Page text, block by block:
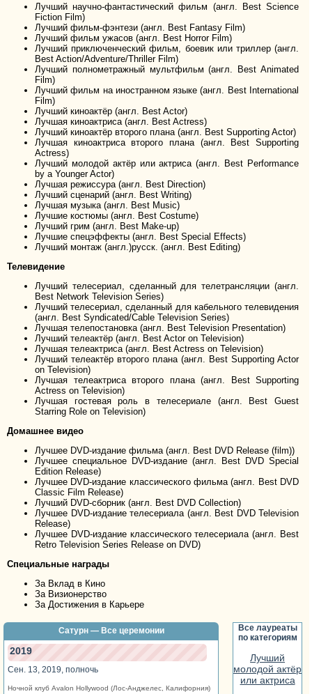
Лучший научно-фантастический фильм (англ. Best Science
Fiction Film)
Лучший фильм-фэнтези (англ. Best Fantasy Film)
Лучший фильм ужасов (англ. Best Horror Film)
Лучший приключенческий фильм, боевик или триллер (англ.
Best Action/Adventure/Thriller Film)
Лучший полнометражный мультфильм (англ. Best Animated
Film)
Лучший фильм на иностранном языке (англ. Best International
Film)
Лучший киноактёр (англ. Best Actor)
Лучшая киноактриса (англ. Best Actress)
Лучший киноактёр второго плана (англ. Best Supporting Actor)
Лучшая киноактриса второго плана (англ. Best Supporting
Actress)
Лучший молодой актёр или актриса (англ. Best Performance
by a Younger Actor)
Лучшая режиссура (англ. Best Direction)
Лучший сценарий (англ. Best Writing)
Лучшая музыка (англ. Best Music)
Лучшие костюмы (англ. Best Costume)
Лучший грим (англ. Best Make-up)
Лучшие спецэффекты (англ. Best Special Effects)
Лучший монтаж (англ.)русск. (англ. Best Editing)
Телевидение
Лучший телесериал, сделанный для телетрансляции (англ.
Best Network Television Series)
Лучший телесериал, сделанный для кабельного телевидения
(англ. Best Syndicated/Cable Television Series)
Лучшая телепостановка (англ. Best Television Presentation)
Лучший телеактёр (англ. Best Actor on Television)
Лучшая телеактриса (англ. Best Actress on Television)
Лучший телеактёр второго плана (англ. Best Supporting Actor
on Television)
Лучшая телеактриса второго плана (англ. Best Supporting
Actress on Television)
Лучшая гостевая роль в телесериале (англ. Best Guest
Starring Role on Television)
Домашнее видео
Лучшее DVD-издание фильма (англ. Best DVD Release (film))
Лучшее специальное DVD-издание (англ. Best DVD Special
Edition Release)
Лучшее DVD-издание классического фильма (англ. Best DVD
Classic Film Release)
Лучший DVD-сборник (англ. Best DVD Collection)
Лучшее DVD-издание телесериала (англ. Best DVD Television
Release)
Лучшее DVD-издание классического телесериала (англ. Best
Retro Television Series Release on DVD)
Специальные награды
За Вклад в Кино
За Визионерство
За Достижения в Карьере
Все лауреаты
по категориям
Лучший
молодой актёр
или актриса
Сатурн — Все церемонии
2019
Сен. 13, 2019, полночь
Ночной клуб Avalon Hollywood (Лос-Анджелес, Калифорния)